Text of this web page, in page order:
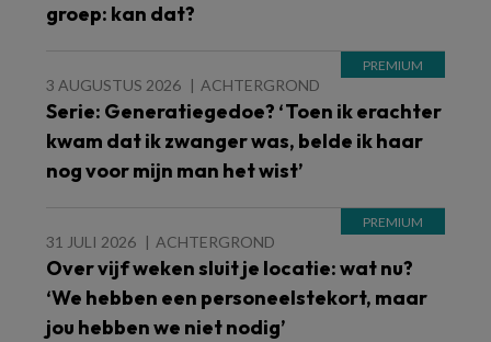
groep: kan dat?
3 AUGUSTUS 2026 ACHTERGROND
Serie: Generatiegedoe? ‘Toen ik erachter
kwam dat ik zwanger was, belde ik haar
nog voor mijn man het wist’
31 JULI 2026 ACHTERGROND
Over vijf weken sluit je locatie: wat nu?
‘We hebben een personeelstekort, maar
jou hebben we niet nodig’